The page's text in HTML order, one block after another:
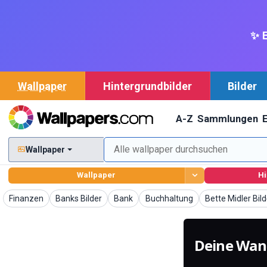
✨
Wallpaper Hintergrundbilder Bilder
A-Z Sammlungen
Wallpaper
Wallpaper
Finanzen
Wallpaper Banks Bilder
Wallpaper Bank
WallpaperBuchhaltung
Wallpaper Bette Midler
Wallpaper
Deine